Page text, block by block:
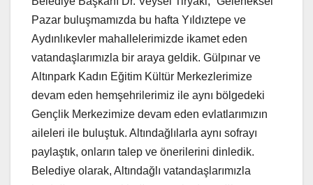
Pazar buluşmamızda bu hafta Yıldıztepe ve
Aydınlıkevler mahallelerimizde ikamet eden
vatandaşlarımızla bir araya geldik. Gülpınar ve
Altınpark Kadın Eğitim Kültür Merkezlerimize
devam eden hemşehrilerimiz ile aynı bölgedeki
Gençlik Merkezimize devam eden evlatlarımızın
aileleri ile buluştuk. Altındağlılarla aynı sofrayı
paylaştık, onların talep ve önerilerini dinledik.
Belediye olarak, Altındağlı vatandaşlarımızla